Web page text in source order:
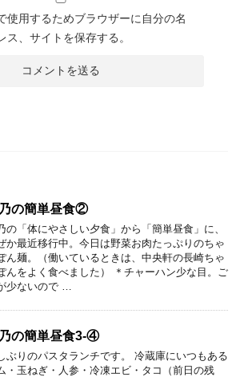
使用するためブラウザーに自分の名
ス、サイトを保存する。
の簡単昼食②
の「体にやさしい夕食」から「簡単昼食」に、
か最近移行中。今日は野菜お肉たっぷりのちゃ
ん麺。（働いているときは、中央軒の長崎ちゃ
んをよく食べました） ＊チャーハン少な目。ご
少ないので …
の簡単昼食3-④
ぶりのパスタランチです。 冷蔵庫にいつもある
・玉ねぎ・人参・冷凍エビ・タコ（前日の残